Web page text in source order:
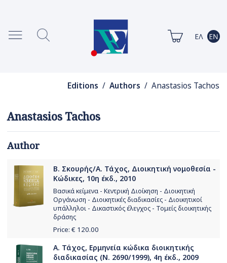
Editions / Authors / Anastasios Tachos
Anastasios Tachos
Author
Β. Σκουρής/Α. Τάχος, Διοικητική νομοθεσία -
Κώδικες, 10η έκδ., 2010
Βασικά κείμενα - Κεντρική Διοίκηση - Διοικητική
Οργάνωση - Διοικητικές διαδικασίες - Διοικητικοί
υπάλληλοι - Δικαστικός έλεγχος - Τομείς διοικητικής
δράσης
Price: € 120.00
Α. Τάχος, Ερμηνεία κώδικα διοικητικής
διαδικασίας (Ν. 2690/1999), 4η έκδ., 2009